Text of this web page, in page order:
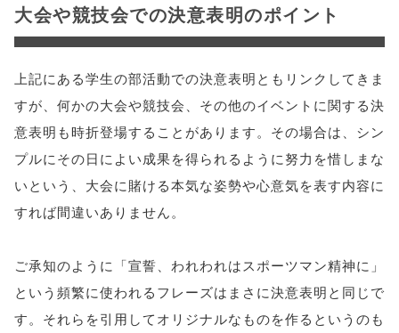
大会や競技会での決意表明のポイント
上記にある学生の部活動での決意表明ともリンクしてきま
すが、何かの大会や競技会、その他のイベントに関する決
意表明も時折登場することがあります。その場合は、シン
プルにその日によい成果を得られるように努力を惜しまな
いという、大会に賭ける本気な姿勢や心意気を表す内容に
すれば間違いありません。
ご承知のように「宣誓、われわれはスポーツマン精神に」
という頻繁に使われるフレーズはまさに決意表明と同じで
す。それらを引用してオリジナルなものを作るというのも